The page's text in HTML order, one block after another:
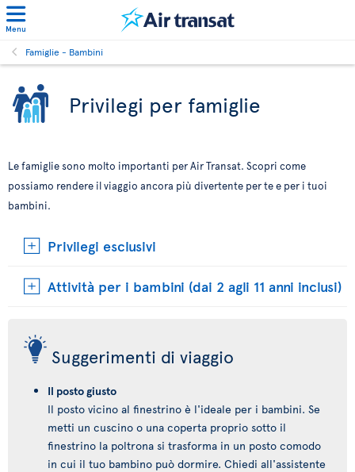
Menu
Famiglie - Bambini
Privilegi per famiglie
Le famiglie sono molto importanti per Air Transat. Scopri come
possiamo rendere il viaggio ancora più divertente per te e per i tuoi
bambini.
Privilegi esclusivi
Attività per i bambini (dai 2 agli 11 anni inclusi)
Suggerimenti di viaggio
Il posto giusto
Il posto vicino al finestrino è l'ideale per i bambini. Se
metti un cuscino o una coperta proprio sotto il
finestrino la poltrona si trasforma in un posto comodo
in cui il tuo bambino può dormire. Chiedi all'assistente